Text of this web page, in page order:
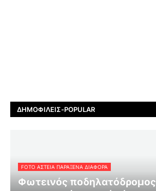
ΔΗΜΟΦΙΛΕΊΣ-POPULAR
FOTO ΑΣΤΕΙΑ ΠΑΡΑΞΕΝΑ ΔΙΑΦΟΡΑ
Φωτεινός ποδηλατόδρομος